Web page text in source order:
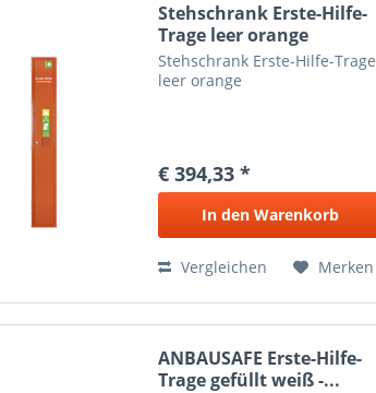
Stehschrank Erste-Hilfe-
Trage leer orange
Stehschrank Erste-Hilfe-Trage
leer orange
€ 394,33 *
In den Warenkorb
Vergleichen Merken
ANBAUSAFE Erste-Hilfe-
Trage gefüllt weiß -...